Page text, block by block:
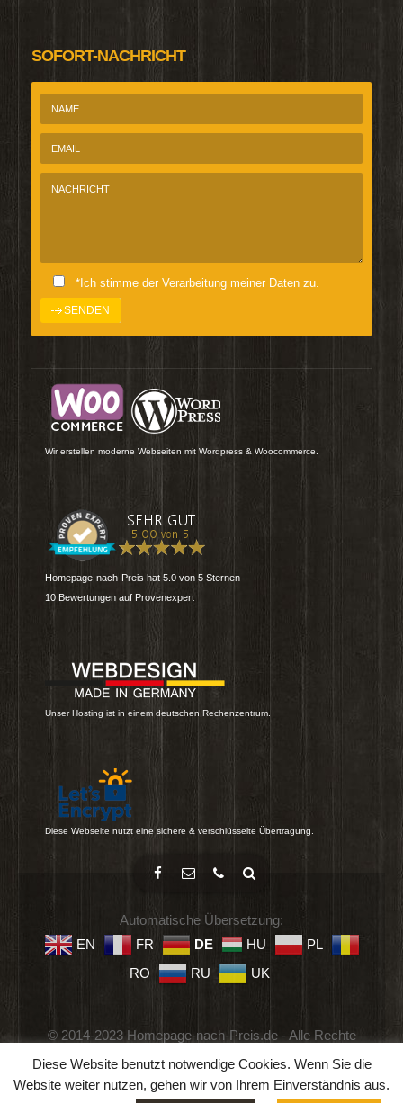
SOFORT-NACHRICHT
*Ich stimme der Verarbeitung meiner Daten zu.
Wir erstellen moderne Webseiten mit Wordpress & Woocommerce.
Homepage-nach-Preis hat 5.0 von 5 Sternen
10 Bewertungen auf Provenexpert
Unser Hosting ist in einem deutschen Rechenzentrum.
Diese Webseite nutzt eine sichere & verschlüsselte Übertragung.
Automatische Übersetzung:
EN
FR DE HU
PL
RO
RU UK
© 2014-2023 Homepage-nach-Preis.de - Alle Rechte
Geschäftsbedingungen
Diese Website benutzt notwendige Cookies. Wenn Sie die
Website weiter nutzen, gehen wir von Ihrem Einverständnis aus.